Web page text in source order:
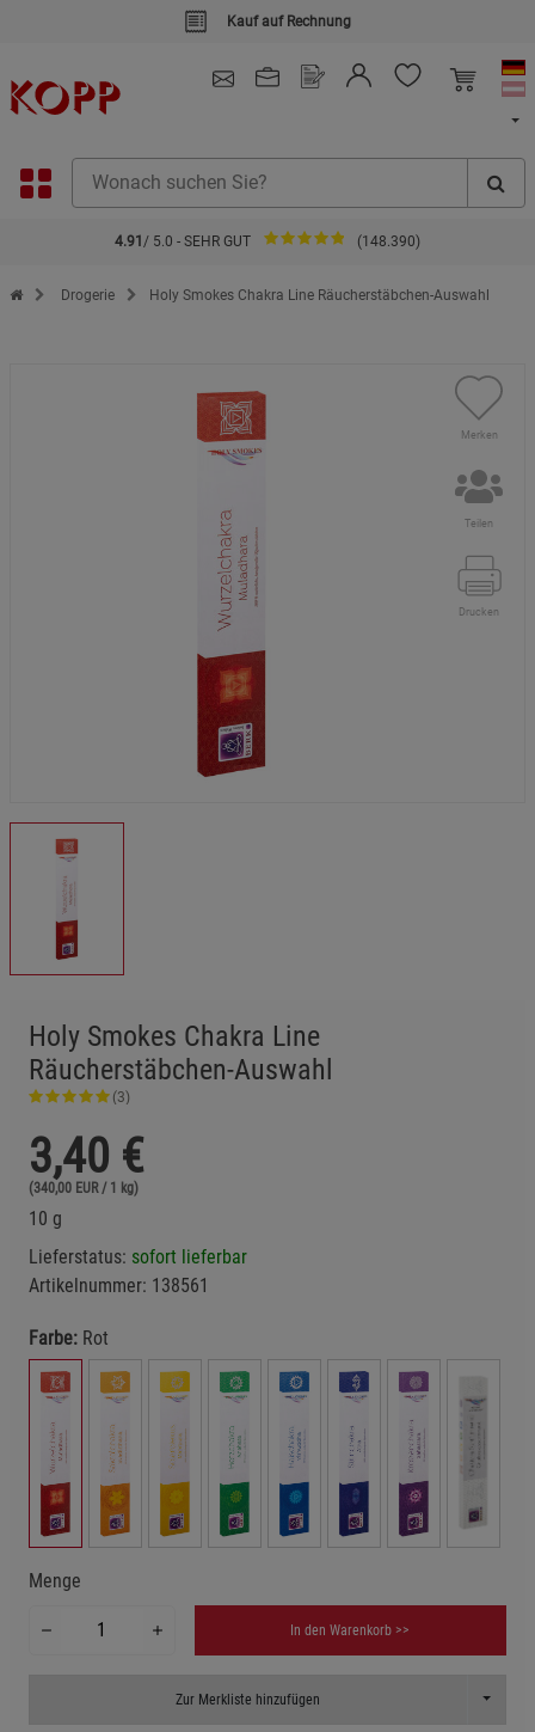
Kauf auf Rechnung
4.91 / 5.0 - SEHR GUT (148.390)
Zur Startseite des Kopp Verlag Online-Shop
Drogerie Holy Smokes Chakra Line Räucherstäbchen-Auswahl
Merken
Teilen
Drucken
Holy Smokes Chakra Line
Räucherstäbchen-Auswahl
(3)
3,40 €
(340,00 EUR / 1 kg)
10 g
Lieferstatus: sofort lieferbar
Artikelnummer: 138561
Farbe: Rot
Menge
In den Warenkorb >>
Zur Merkliste hinzufügen Toggle